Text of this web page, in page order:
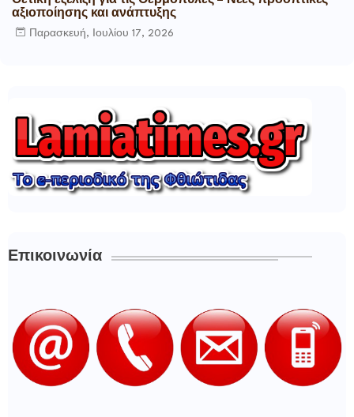
αξιοποίησης και ανάπτυξης
Παρασκευή, Ιουλίου 17, 2026
Επικοινωνία